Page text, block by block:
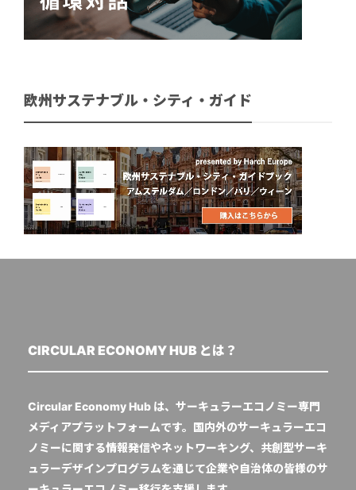
欧州サステナブル・シティ・ガイド
CIRCULAR ECONOMY HUB とは？
Circular Economy Hub は、サーキュラーエコノミー専門
メディアプラットフォームです。国内外のサーキュラーエコ
ノミーに関する情報発信やネットワーキング、共創型サーキ
ュラーデザインプログラムを通じて企業や自治体の皆様のサ